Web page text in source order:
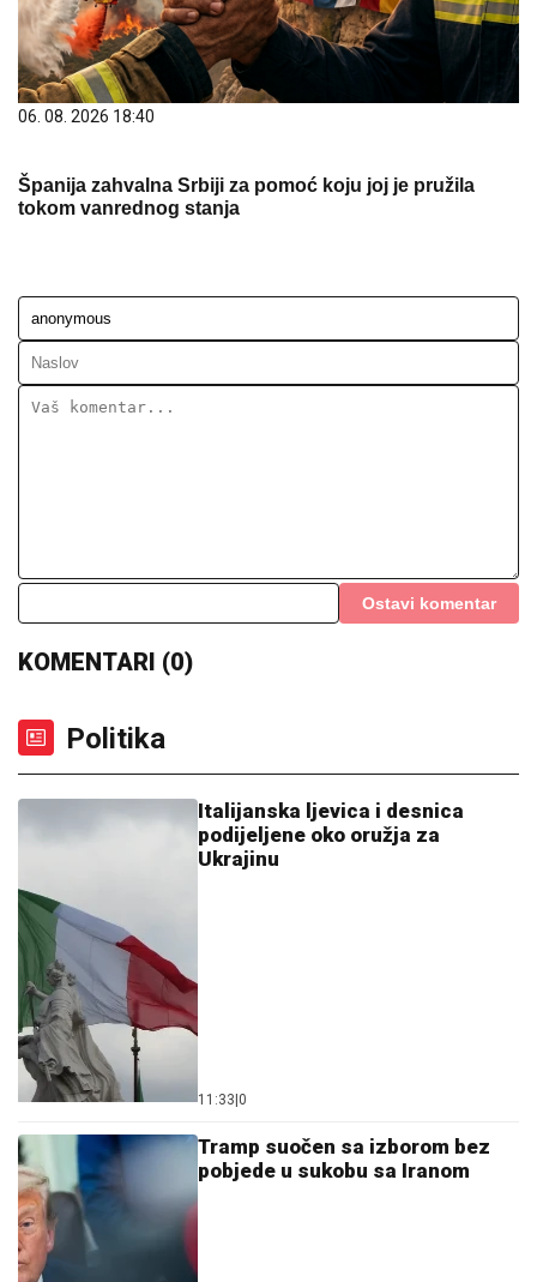
06. 08. 2026 18:40
Španija zahvalna Srbiji za pomoć koju joj je pružila
tokom vanrednog stanja
Ostavi komentar
KOMENTARI (0)
Politika
Italijanska ljevica i desnica
podijeljene oko oružja za
Ukrajinu
11:33|0
Tramp suočen sa izborom bez
pobjede u sukobu sa Iranom